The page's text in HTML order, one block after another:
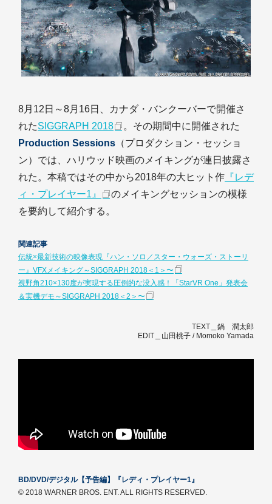
8月12日～8月16日、カナダ・バンクーバーで開催さ
れたSIGGRAPH 2018
。その期間中に開催された
Production Sessions （プロダクション・セッショ
ン）では、ハリウッド映画のメイキングが連日披露さ
れた。本稿ではその中から2018年の大ヒット作 『レデ
ィ・プレイヤー1』
のメイキングセッションの模様
を要約して紹介する。
関連記事
伝統×最新技術の映像表現『ハン・ソロ／スター・ウォーズ・ストーリ
ー』VFXメイキング～SIGGRAPH 2018＜1＞〜
視野角210×130度が実現する圧倒的な没入感！「StarVR One」発表会
＆実機デモ～SIGGRAPH 2018＜2＞〜
TEXT＿鍋 潤太郎
EDIT＿山田桃子 / Momoko Yamada
BD/DVD/デジタル【予告編】『レディ・プレイヤー1』
© 2018 WARNER BROS. ENT. ALL RIGHTS RESERVED.